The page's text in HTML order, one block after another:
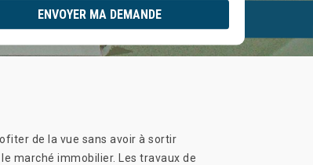
de la vue sans avoir à sortir
marché immobilier. Les travaux de